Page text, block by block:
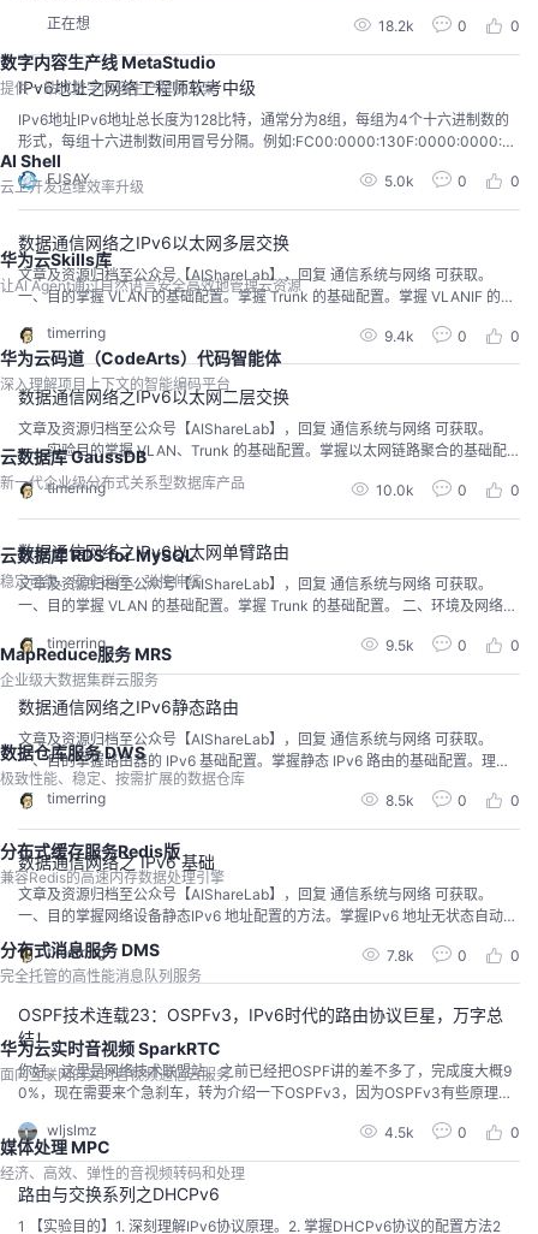
数字内容生产线 MetaStudio
提供一站式数字内容生产解决方案
AI Shell
云上开发运维效率升级
华为云Skills库
让AI Agent通过自然语言安全高效地管理云资源
华为云码道（CodeArts）代码智能体
深入理解项目上下文的智能编码平台
云数据库 GaussDB
新一代企业级分布式关系型数据库产品
云数据库 RDS for MySQL
稳定可靠、安全运行、弹性伸缩
MapReduce服务 MRS
企业级大数据集群云服务
数据仓库服务 DWS
极致性能、稳定、按需扩展的数据仓库
分布式缓存服务Redis版
兼容Redis的高速内存数据处理引擎
分布式消息服务 DMS
完全托管的高性能消息队列服务
华为云实时音视频 SparkRTC
面向互联网的实时音视频通信云服务
媒体处理 MPC
经济、高效、弹性的音视频转码和处理
一：我是程序员或运维人员，我没有公网服务器，我希望访问自己或公司的位
于局域网中的机器，我对带宽没要求，就是做些程序员做的事：ssh登录操作，
我需要安全访...
正在想 18.2k 0 0
IPv6地址之网络工程师软考中级
IPv6地址IPv6地址总长度为128比特，通常分为8组，每组为4个十六进制数的
形式，每组十六进制数间用冒号分隔。例如:FC00:0000:130F:0000:0000:09
C0:876A:130B，这是IPv6地址的首选格式。为了书写方便，IPv6还提供了压
缩格式，以上述IPv6地址为例，具体压缩规则为:每组中的前导“0”都可以省略，
所以上述地址可写为:FC00:0:130F:0:0:9...
FJSAY 5.0k 0 0
数据通信网络之IPv6以太网多层交换
文章及资源归档至公众号【AIShareLab】，回复 通信系统与网络 可获取。
一、目的掌握 VLAN 的基础配置。掌握 Trunk 的基础配置。掌握 VLANIF 的基
拓扑本实验模拟一个典型的简单园区网络，如图 1 所示，其中，CoreSwitch 是
园区网络的核 心交换机，AS1 和 AS2 是两台接入交换机。A...
timerring 9.4k 0 0
数据通信网络之IPv6以太网二层交换
文章及资源归档至公众号【AIShareLab】，回复 通信系统与网络 可获取。
一、实验目的掌握 VLAN、Trunk 的基础配置。掌握以太网链路聚合的基础配
置。掌握路由器子接口的配置，以及通过子接口实现 VLAN 之间互通的方法
（单臂路由） 二、实验环境及网络拓扑本实验模拟一个典型的简单园区网络，
如图 1 所示，其中 VLAN10 及 VLAN20 的终端连接在接入交换机 AS1 上，V
timerring 10.0k 0 0
数据通信网络之IPv6以太网单臂路由
文章及资源归档至公众号【AIShareLab】，回复 通信系统与网络 可获取。
一、目的掌握 VLAN 的基础配置。掌握 Trunk 的基础配置。 二、环境及网络拓
与 AS2 均 接入了 VLAN10 及 VLAN20 的终端，并且这两台交换机之间也存在
互联链路。简单起见， 此处 VLAN10 仅含两台计算机 PC...
timerring 9.5k 0 0
数据通信网络之IPv6静态路由
文章及资源归档至公众号【AIShareLab】，回复 通信系统与网络 可获取。
一、目的掌握路由器的 IPv6 基础配置。掌握静态 IPv6 路由的基础配置。理解 I
Pv6 数据报文的路由过程。 二、拓扑如图 1 所示，三台路由器 R1、R2 和 R3
分别通过相应物理接口进行连接，其中，R1 及R3 各自下联一个网段，简单起
见，此处只体现了这些网段中的两台计算机 PC1 和 PC2，PC1...
timerring 8.5k 0 0
数据通信网络之 IPv6 基础
文章及资源归档至公众号【AIShareLab】，回复 通信系统与网络 可获取。
一、目的掌握网络设备静态IPv6 地址配置的方法。掌握IPv6 地址无状态自动配
置的应用。掌握通过DHCPv6 部署IPv6 地址配置自动化。掌握基本的IPv6 网
络连通性测试方法。理解RA 报文及无状态地址自动配置过程。分析Ping 与Tra
cert 应用所使用的ICMPv6 报文及工作原理。 二、环境及网络拓...
timerring 7.8k 0 0
OSPF技术连载23：OSPFv3，IPv6时代的路由协议巨星，万字总
结！
你好，这里是网络技术联盟站。之前已经把OSPF讲的差不多了，完成度大概9
0%，现在需要来个急刹车，转为介绍一下OSPFv3，因为OSPFv3有些原理是
t version 3，是一种专为IPv6网络设计的链路状态路由协议。它是OSPFv2（用
于IPv4网络）的继任者，在IPv6网络中带来了多项改...
wljslmz 4.5k 0 0
路由与交换系列之DHCPv6
1​ 【实验目的】1.​ 深刻理解IPv6协议原理。2.​ 掌握DHCPv6协议的配置方法2​